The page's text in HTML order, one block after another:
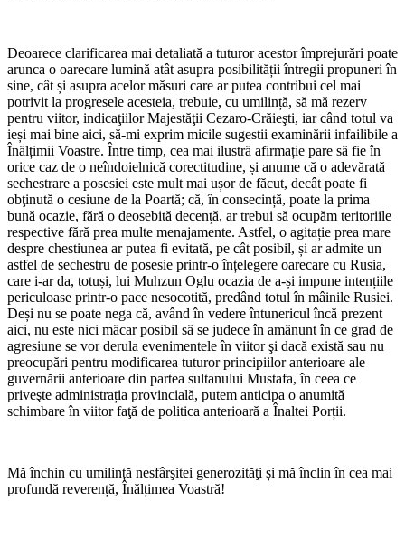
Deoarece clarificarea mai detaliată a tuturor acestor împrejurări poate
arunca o oarecare lumină atât asupra posibilității întregii propuneri în
sine, cât și asupra acelor măsuri care ar putea contribui cel mai
potrivit la progresele acesteia, trebuie, cu umilință, să mă rezerv
pentru viitor, indicaţiilor Majestăţii Cezaro-Crăieşti, iar când totul va
ieși mai bine aici, să-mi exprim micile sugestii examinării infailibile a
Înălțimii Voastre. Între timp, cea mai ilustră afirmație pare să fie în
orice caz de o neîndoielnică corectitudine, și anume că o adevărată
sechestrare a posesiei este mult mai ușor de făcut, decât poate fi
obţinută o cesiune de la Poartă; că, în consecință, poate la prima
bună ocazie, fără o deosebită decență, ar trebui să ocupăm teritoriile
respective fără prea multe menajamente. Astfel, o agitație prea mare
despre chestiunea ar putea fi evitată, pe cât posibil, și ar admite un
astfel de sechestru de posesie printr-o înțelegere oarecare cu Rusia,
care i-ar da, totuși, lui Muhzun Oglu ocazia de a-și impune intențiile
periculoase printr-o pace nesocotită, predând totul în mâinile Rusiei.
Deși nu se poate nega că, având în vedere întunericul încă prezent
aici, nu este nici măcar posibil să se judece în amănunt în ce grad de
agresiune se vor derula evenimentele în viitor şi dacă există sau nu
preocupări pentru modificarea tuturor principiilor anterioare ale
guvernării anterioare din partea sultanului Mustafa, în ceea ce
priveşte administrația provincială, putem anticipa o anumită
schimbare în viitor faţă de politica anterioară a Înaltei Porții.
Mă închin cu umilință nesfârşitei generozităţi și mă înclin în cea mai
profundă reverență, Înălțimea Voastră!